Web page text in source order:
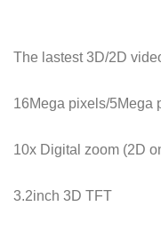
The lastest 3D/2D
16Mega pixels/5Mega
10x Digital zoom (2D
3.2inch 3D TFT